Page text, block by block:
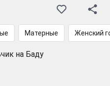
Матерные Женский
на Баду